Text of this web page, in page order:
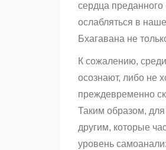
сердца
ослабляться в
Бхагавана не
К сожалению,
осознают, либо не
преждевременно
Таким образом,
другим, которые
уровень